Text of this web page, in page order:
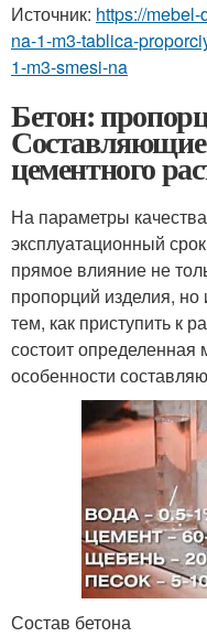
Источник: https://
na-1-m3-tablica-
1-m3-smesi-na
Бетон:
цементного
На параметры
эксплуатационный
прямое влияние не
пропорций изделия,
тем, как приступить к
состоит определенная
особенности
Состав бетона